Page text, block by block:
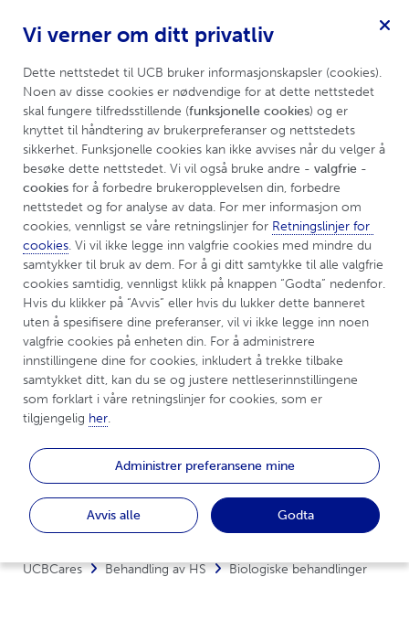
Hidradenitis Suppurativa
Meny
Biologiske behandlinger for
hidradenitis suppurativa (HS)
Les mer om de biologiske behandlingene som er
tilgjengelige for hidradenitis suppurativa (HS).
UCBCares Behandling av HS Biologiske behandlinger
Vi verner om ditt privatliv
Dette nettstedet til UCB bruker informasjonskapsler (cookies).
Noen av disse cookies er nødvendige for at dette nettstedet
skal fungere tilfredsstillende (funksjonelle cookies) og er
knyttet til håndtering av brukerpreferanser og nettstedets
sikkerhet. Funksjonelle cookies kan ikke avvises når du velger å
besøke dette nettstedet. Vi vil også bruke andre - valgfrie -
cookies for å forbedre brukeropplevelsen din, forbedre
nettstedet og for analyse av data. For mer informasjon om
cookies, vennligst se våre retningslinjer for Retningslinjer for
cookies. Vi vil ikke legge inn valgfrie cookies med mindre du
samtykker til bruk av dem. For å gi ditt samtykke til alle valgfrie
cookies samtidig, vennligst klikk på knappen “Godta” nedenfor.
Hvis du klikker på “Avvis” eller hvis du lukker dette banneret
uten å spesifisere dine preferanser, vil vi ikke legge inn noen
valgfrie cookies på enheten din. For å administrere
innstillingene dine for cookies, inkludert å trekke tilbake
samtykket ditt, kan du se og justere nettleserinnstillingene
som forklart i våre retningslinjer for cookies, som er
tilgjengelig her.
Avvis alle
Administrer preferansene mine
Godta